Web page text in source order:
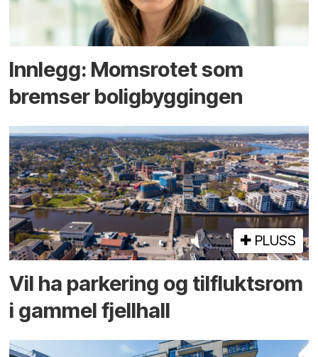
Innlegg: Moms­rotet som
bremser bolig­byggingen
PLUSS
Vil ha parkering og tilflukts­rom
i gammel fjellhall